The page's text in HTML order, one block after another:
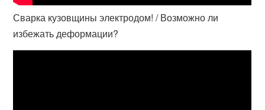
Сварка кузовщины электродом! / Возможно ли
избежать деформации?